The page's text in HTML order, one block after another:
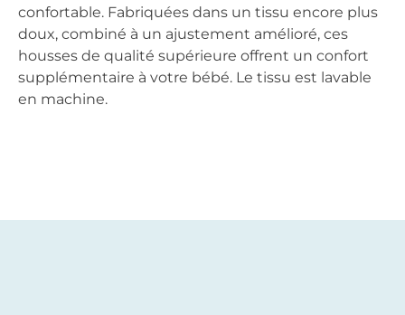
confortable. Fabriquées dans un tissu encore plus
doux, combiné à un ajustement amélioré, ces
housses de qualité supérieure offrent un confort
supplémentaire à votre bébé. Le tissu est lavable
en machine.